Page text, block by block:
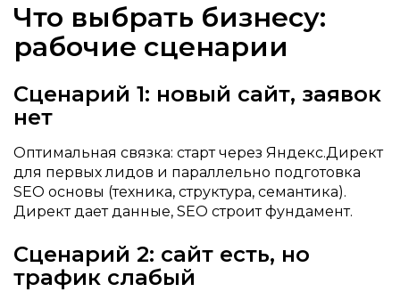
Что выбрать бизнесу:
рабочие сценарии
Сценарий 1: новый сайт, заявок
нет
Оптимальная связка: старт через Яндекс.Директ
для первых лидов и параллельно подготовка
SEO основы (техника, структура, семантика).
Директ дает данные, SEO строит фундамент.
Сценарий 2: сайт есть, но
трафик слабый